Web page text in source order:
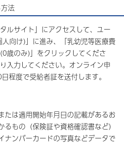
法
ルサイト」にアクセスして、ユー
向け)」に進み、「乳幼児等医療費
歳のみ)」をクリックしてくださ
入力してください。オンライン申
程度で受給者証を送付します。
たは適用開始年月日の記載があるお
もの（保険証や資格確認書など）
ンバーカードの写真などデータで